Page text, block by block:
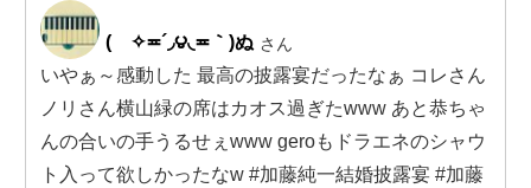
( ✧≖´◞౪◟≖｀)ぬ さん
いやぁ～感動した 最高の披露宴だったなぁ コレさん
ノリさん横山緑の席はカオス過ぎたwww あと恭ちゃ
んの合いの手うるせぇwww geroもドラエネのシャウ
ト入って欲しかったなw #加藤純一結婚披露宴 #加藤